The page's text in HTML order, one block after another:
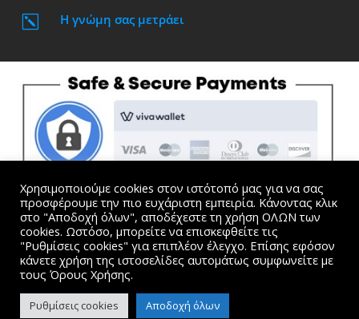
k Η γνώμη σας μετράει
Όλες οι τιμές συμπεριλαμβάνουν Φ.Π.Α. | Όροι
Χρήσης και Προσωπικά Δεδομένα
website created by Dimitris Kosmogiannis. © 2015-2024
kosmogiannis.gr
Χρησιμοποιούμε cookies στον ιστότοπό μας για να σας
προσφέρουμε την πιο ευχάριστη εμπειρία. Κάνοντας κλικ
στο "Αποδοχή όλων", αποδέχεστε τη χρήση ΟΛΩΝ των
cookies. Ωστόσο, μπορείτε να επισκεφθείτε τις
"Ρυθμίσεις cookies" για επιπλέον έλεγχο. Επίσης εφόσον
κάνετε χρήση της ιστοσελίδες αυτομάτως συμφωνείτε με
τους Όρους Χρήσης.
Ρυθμίσεις cookies Αποδοχή όλων